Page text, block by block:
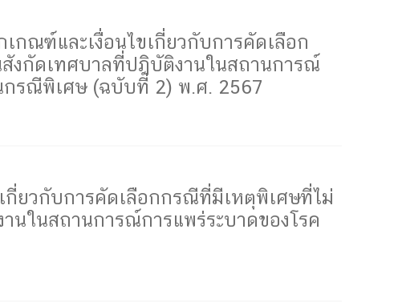
กณฑ์และเงื่อนไขเกี่ยวกับการคัดเลือก
งกัดเทศบาลที่ปฎิบัติงานในสถานการณ์
นกรณีพิเศษ (ฉบับที่ 2) พ.ศ. 2567
กี่ยวกับการคัดเลือกกรณีที่มีเหตุพิเศษที่ไม่
ในสถานการณ์การแพร่ระบาดของโรค